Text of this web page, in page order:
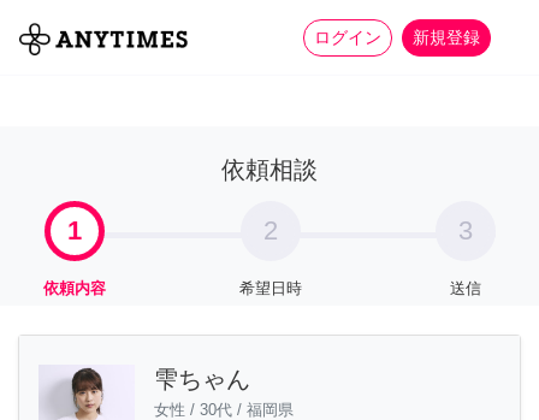
ログイン 新規登録
全て 家事 more_horiz
依頼相談
1
依頼内容
2
希望日時
3
送信
雫ちゃん
女性 / 30代 / 福岡県